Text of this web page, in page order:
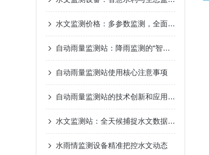
水文监测价格：多参数监测，全面感知，助力水利现代化
自动雨量监测站：降雨监测的“智能哨兵”
自动雨量监测站使用核心注意事项
自动雨量监测站的技术创新和应用成效
水文监测站：全天候捕捉水文数据，筑牢水安全“智慧防线”
水雨情监测设备精准把控水文动态